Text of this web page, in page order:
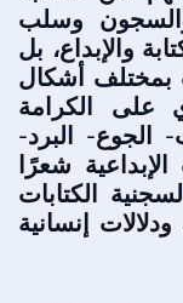
وسلب
والإبداع، بل
بمختلف أشكال
على الكرامة
الجوع- البرد-
شعرًا
الكتابات
إنسانية